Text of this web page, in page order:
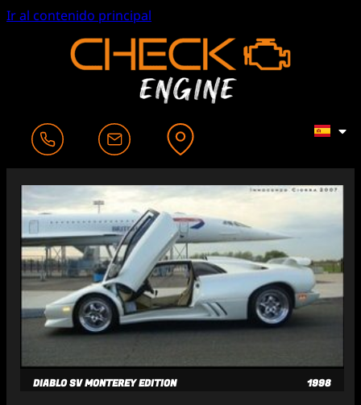
Ir al contenido principal
DIABLO SV MONTEREY EDITION 1998